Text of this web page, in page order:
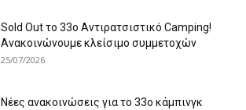
Sold Out το 33ο Αντιρατσιστικό Camping!
Ανακοινώνουμε κλείσιμο συμμετοχών
25/07/2026
Νέες ανακοινώσεις για το 33ο κάμπινγκ